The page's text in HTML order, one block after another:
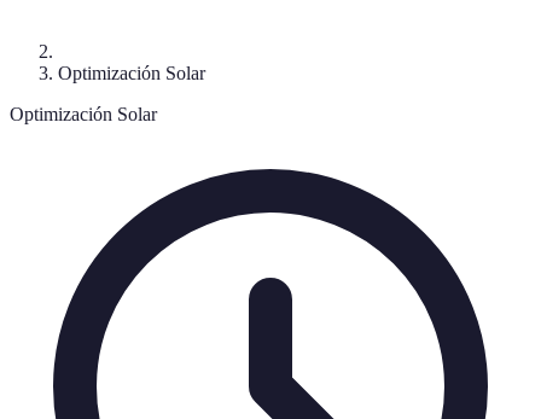
Optimización Solar
Optimización Solar